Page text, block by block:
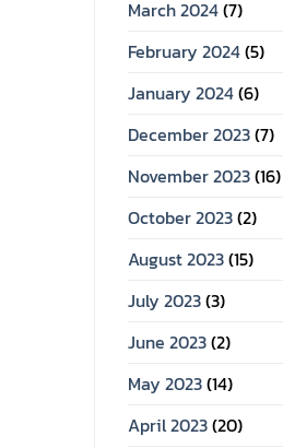
March 2024(7)
February 2024(5)
January 2024(6)
December 2023(7)
November 2023(16)
October 2023(2)
August 2023(15)
July 2023(3)
June 2023(2)
May 2023(14)
April 2023(20)